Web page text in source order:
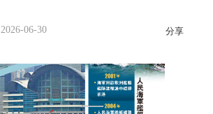
2026-06-30 分享